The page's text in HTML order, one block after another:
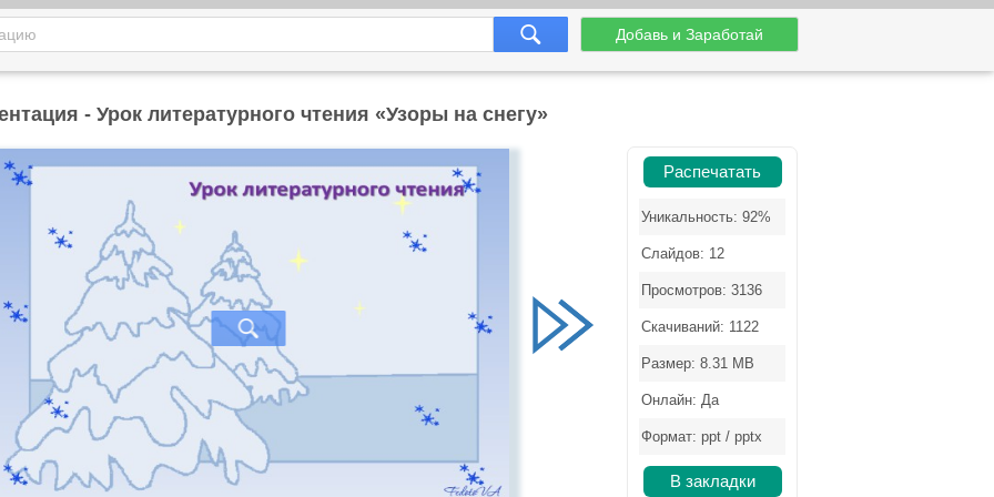
Добавь и Заработай
- Урок литературного чтения «Узоры на снегу»
Распечатать
Уникальность: 92%
Слайдов: 12
Просмотров: 3136
Скачиваний: 1122
Размер: 8.31 MB
Онлайн: Да
Формат: ppt / pptx
В закладки